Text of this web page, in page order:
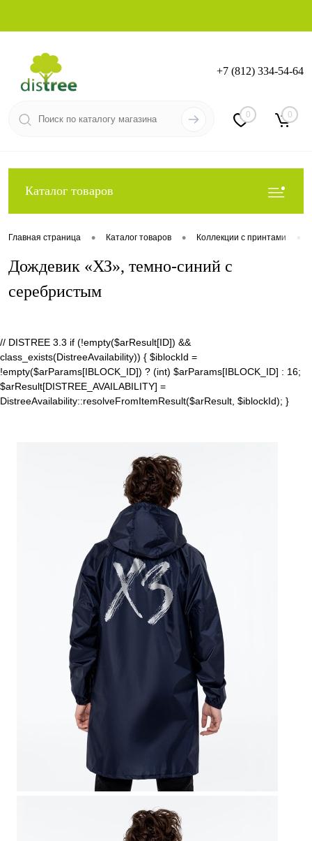
Вход Регистрация
+7 (812) 334-54-64
0 0
Каталог товаров
Главная страница • Каталог товаров • Коллекции с принтами
Дождевик «ХЗ», темно-синий с
серебристым
// DISTREE 3.3 if (!empty($arResult[ID]) &&
class_exists(DistreeAvailability)) { $iblockId =
!empty($arParams[IBLOCK_ID]) ? (int) $arParams[IBLOCK_ID] : 16;
$arResult[DISTREE_AVAILABILITY] =
DistreeAvailability::resolveFromItemResult($arResult, $iblockId); }